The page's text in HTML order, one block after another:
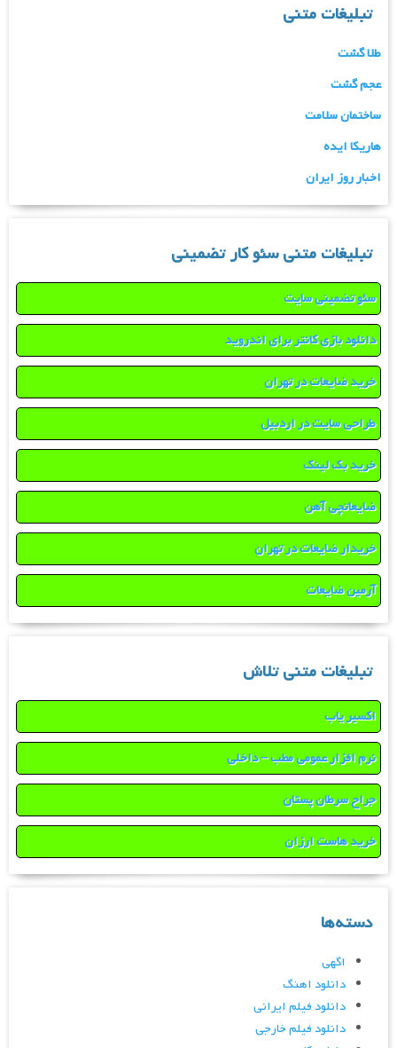
تبلیغات متنی
طلا گشت
عجم گشت
ساختمان سلامت
هاریکا ایده
اخبار روز ایران
تبلیغات متنی سئو کار تضمینی
سئو تضمینی سایت
دانلود بازی کانتر برای اندروید
خرید ضایعات در تهران
طراحی سایت در اردبیل
خرید بک لینک
ضایعاتچی آهن
خریدار ضایعات در تهران
آرمین ضایعات
تبلیغات متنی تلاش
اکسیر یاب
نرم افزار عمومی مطب – داخلی
جراح سرطان پستان
خرید هاست ارزان
دسته‌ها
اگهی
دانلود اهنگ
دانلود فیلم ایرانی
دانلود فیلم خارجی